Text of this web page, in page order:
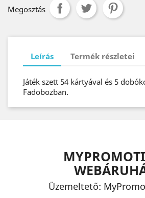
Megosztás
Leírás Termék részletei
Játék szett 54 kártyával és 5
Fadobozban.
Üzemeltető: